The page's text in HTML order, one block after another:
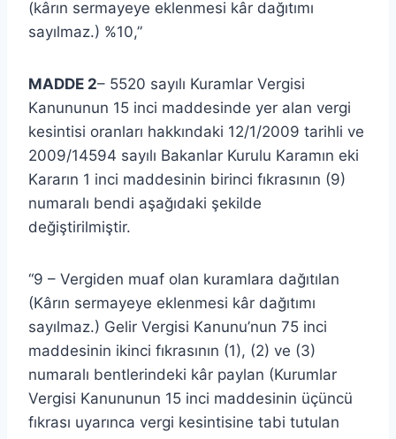
(kârın sermayeye eklenmesi kâr dağıtımı
sayılmaz.) %10,”
MADDE 2– 5520 sayılı Kuramlar Vergisi
Kanununun 15 inci maddesinde yer alan vergi
kesintisi oranları hakkındaki 12/1/2009 tarihli ve
2009/14594 sayılı Bakanlar Kurulu Karamın eki
Kararın 1 inci maddesinin birinci fıkrasının (9)
numaralı bendi aşağıdaki şekilde
değiştirilmiştir.
“9 – Vergiden muaf olan kuramlara dağıtılan
(Kârın sermayeye eklenmesi kâr dağıtımı
sayılmaz.) Gelir Vergisi Kanunu’nun 75 inci
maddesinin ikinci fıkrasının (1), (2) ve (3)
numaralı bentlerindeki kâr paylan (Kurumlar
Vergisi Kanununun 15 inci maddesinin üçüncü
fıkrası uyarınca vergi kesintisine tabi tutulan